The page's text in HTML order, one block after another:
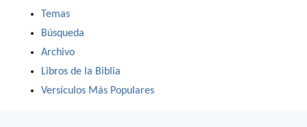
Temas
Búsqueda
Archivo
Libros de la Biblia
Versículos Más Populares